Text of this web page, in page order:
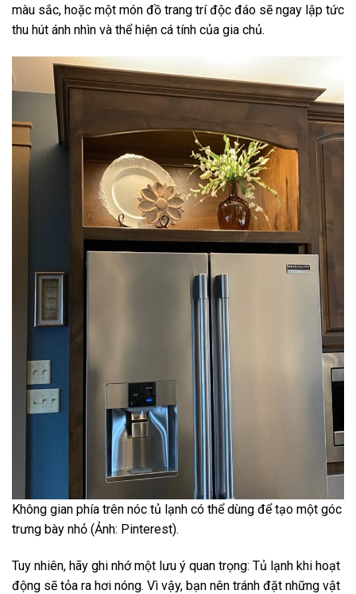
màu sắc, hoặc một món đồ trang trí độc đáo sẽ ngay lập tức
thu hút ánh nhìn và thể hiện cá tính của gia chủ.
Không gian phía trên nóc tủ lạnh có thể dùng để tạo một góc
trưng bày nhỏ (Ảnh: Pinterest).
Tuy nhiên, hãy ghi nhớ một lưu ý quan trọng: Tủ lạnh khi hoạt
động sẽ tỏa ra hơi nóng. Vì vậy, bạn nên tránh đặt những vật